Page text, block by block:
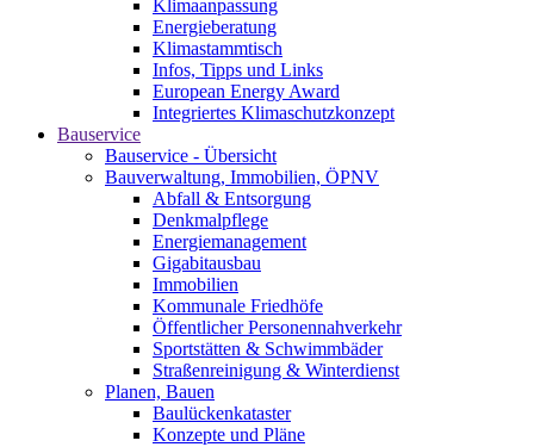
Klimaanpassung
Energieberatung
Klimastammtisch
Infos, Tipps und Links
European Energy Award
Integriertes Klimaschutzkonzept
Bauservice
Bauservice - Übersicht
Bauverwaltung, Immobilien, ÖPNV
Abfall & Entsorgung
Denkmalpflege
Energiemanagement
Gigabitausbau
Immobilien
Kommunale Friedhöfe
Öffentlicher Personennahverkehr
Sportstätten & Schwimmbäder
Straßenreinigung & Winterdienst
Planen, Bauen
Baulückenkataster
Konzepte und Pläne